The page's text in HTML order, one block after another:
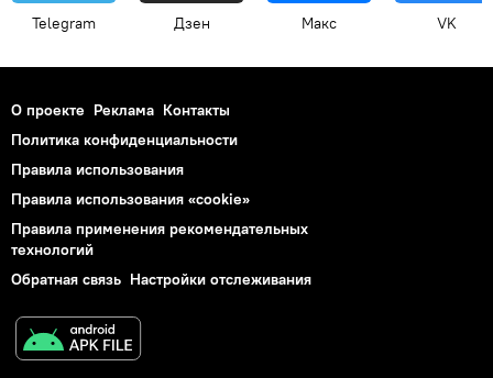
Telegram Дзен Макс VK
О проекте Реклама Контакты
Политика конфиденциальности
Правила использования
Правила использования «cookie»
Правила применения рекомендательных
технологий
Обратная связь Настройки отслеживания